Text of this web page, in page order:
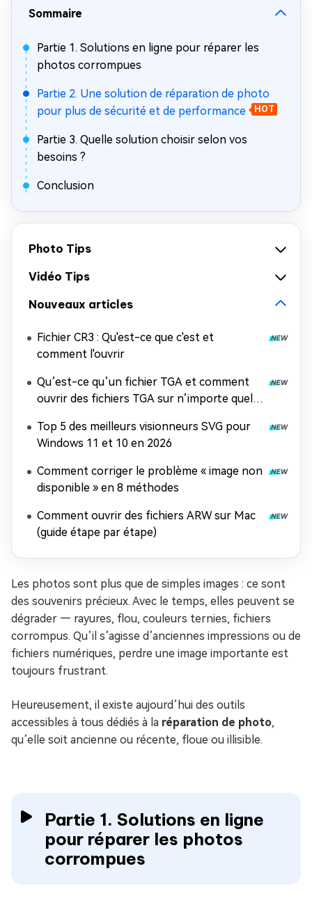
Sommaire
Partie 1. Solutions en ligne pour réparer les
photos corrompues
Partie 2. Une solution de réparation de photo
pour plus de sécurité et de performance
HOT
Partie 3. Quelle solution choisir selon vos
besoins ?
Conclusion
Photo Tips
Vidéo Tips
Nouveaux articles
Fichier CR3 : Qu'est-ce que c'est et
comment l'ouvrir
Qu’est-ce qu’un fichier TGA et comment
ouvrir des fichiers TGA sur n’importe quel
Top 5 des meilleurs visionneurs SVG pour
Windows 11 et 10 en 2026
Comment corriger le problème « image non
disponible » en 8 méthodes
Comment ouvrir des fichiers ARW sur Mac
(guide étape par étape)
Les photos sont plus que de simples images : ce sont
des souvenirs précieux. Avec le temps, elles peuvent se
dégrader — rayures, flou, couleurs ternies, fichiers
corrompus. Qu’il s’agisse d’anciennes impressions ou de
fichiers numériques, perdre une image importante est
toujours frustrant.
Heureusement, il existe aujourd’hui des outils
accessibles à tous dédiés à la réparation de photo,
qu’elle soit ancienne ou récente, floue ou illisible.
Partie 1. Solutions en ligne
pour réparer les photos
corrompues